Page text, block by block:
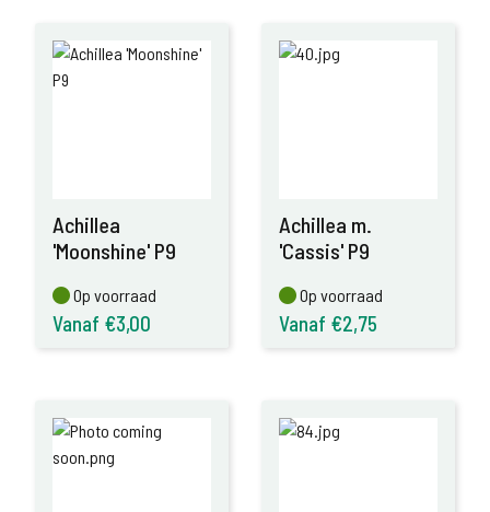
Achillea
'Moonshine' P9
Op voorraad
Op voorraad
Vanaf €3,00
Achillea m.
'Cassis' P9
Op voorraad
Op voorraad
Vanaf €2,75